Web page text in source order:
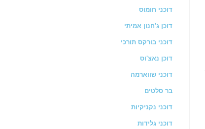
דוכני חומוס
דוכן ג'חנון אמיתי
דוכני בורקס תורכי
דוכן נאצ'וס
דוכני שווארמה
בר סלטים
דוכני נקניקיות
דוכני גלידות